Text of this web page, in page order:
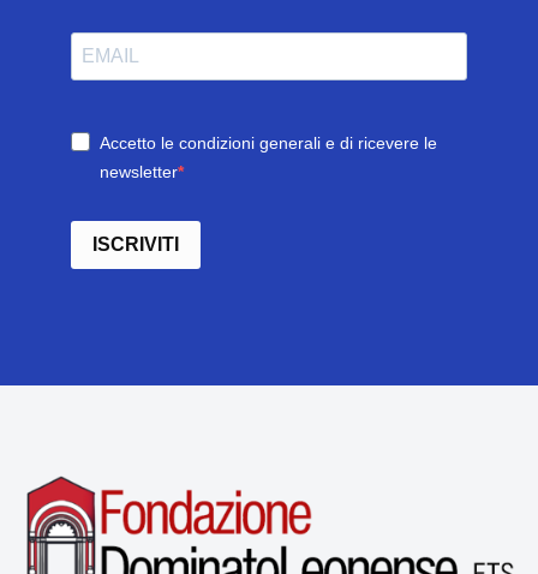
Accetto le condizioni generali e di ricevere le
newsletter
ISCRIVITI